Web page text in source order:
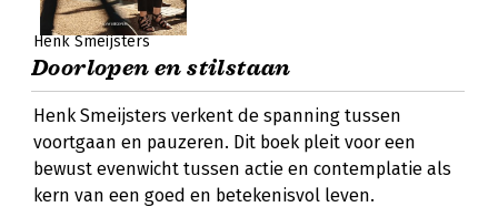
Henk Smeijsters
Doorlopen en stilstaan
Henk Smeijsters verkent de spanning tussen
voortgaan en pauzeren. Dit boek pleit voor een
bewust evenwicht tussen actie en contemplatie als
kern van een goed en betekenisvol leven.